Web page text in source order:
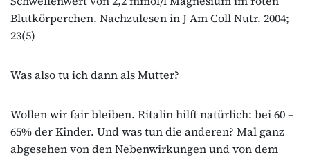
Blutkörperchen. Nachzulesen in J Am Coll Nutr. 2004;
23(5)
Was also tu ich dann als Mutter?
Wollen wir fair bleiben. Ritalin hilft natürlich: bei 60 –
65% der Kinder. Und was tun die anderen? Mal ganz
abgesehen von den Nebenwirkungen und von dem